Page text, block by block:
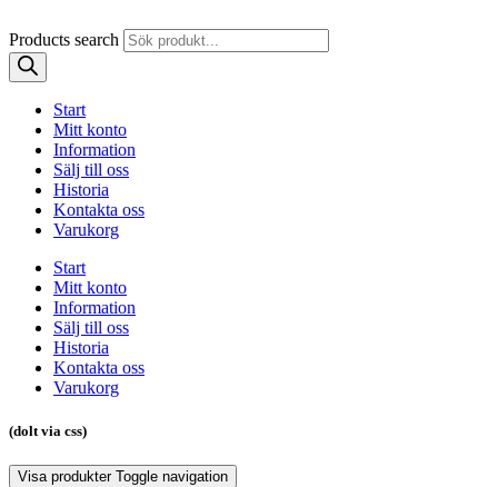
Products search
Start
Mitt konto
Information
Sälj till oss
Historia
Kontakta oss
Varukorg
Start
Mitt konto
Information
Sälj till oss
Historia
Kontakta oss
Varukorg
(dolt via css)
Visa produkter Toggle navigation